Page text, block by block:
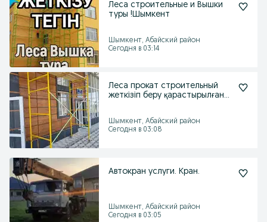
Леса строительные и Вышки
туры !Шымкент
Шымкент, Абайский район
Сегодня в 03:14
Леса прокат строительный
жеткізіп беру қарастырылған
Шымкент, Абайский район
Сегодня в 03:08
Автокран услуги. Кран.
Шымкент, Абайский район
Сегодня в 03:05